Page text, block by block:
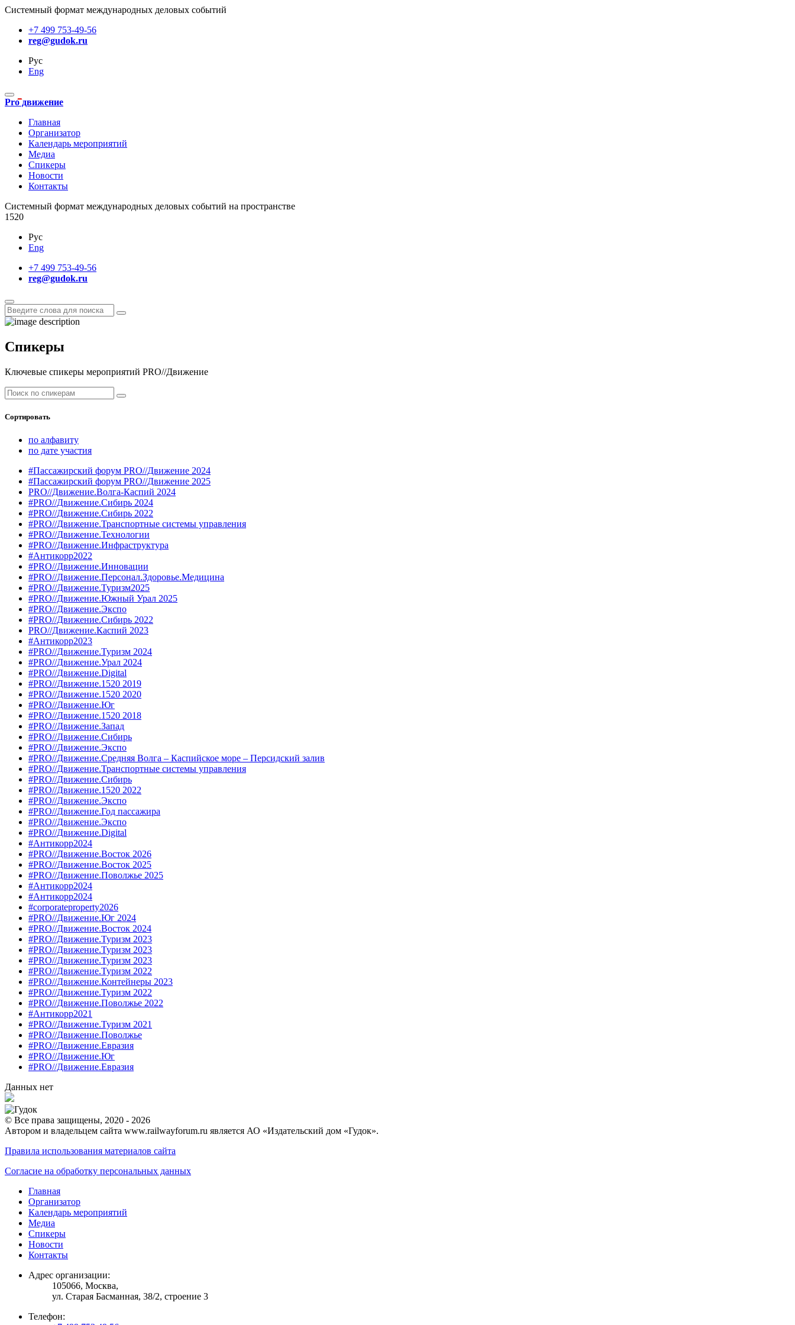
Системный формат международных деловых событий
+7 499 753-49-56
reg@gudok.ru
Рус
Eng
Pro движение
Главная
Организатор
Календарь мероприятий
Медиа
Спикеры
Новости
Контакты
Cистемный формат международных деловых событий на пространстве
1520
Рус
Eng
+7 499 753-49-56
reg@gudok.ru
Спикеры
Ключевые спикеры мероприятий PRO//Движение
Сортировать
по алфавиту
по дате участия
#Пассажирский форум PRO//Движение 2024
#Пассажирский форум PRO//Движение 2025
PRO//Движение.Волга-Каспий 2024
#PRO//Движение.Сибирь 2024
#PRO//Движение.Сибирь 2022
#PRO//Движение.Транспортные системы управления
#PRO//Движение.Технологии
#PRO//Движение.Инфраструктура
#Антикорр2022
#PRO//Движение.Инновации
#PRO//Движение.Персонал.Здоровье.Медицина
#PRO//Движение.Туризм2025
#PRO//Движение.Южный Урал 2025
#PRO//Движение.Экспо
#PRO//Движение.Сибирь 2022
PRO//Движение.Каспий 2023
#Антикорр2023
#PRO//Движение.Туризм 2024
#PRO//Движение.Урал 2024
#PRO//Движение.Digital
#PRO//Движение.1520 2019
#PRO//Движение.1520 2020
#PRO//Движение.Юг
#PRO//Движение.1520 2018
#PRO//Движение.Запад
#PRO//Движение.Сибирь
#PRO//Движение.Экспо
#PRO//Движение.Средняя Волга – Каспийское море – Персидский залив
#PRO//Движение.Транспортные системы управления
#PRO//Движение.Сибирь
#PRO//Движение.1520 2022
#PRO//Движение.Экспо
#PRO//Движение.Год пассажира
#PRO//Движение.Экспо
#PRO//Движение.Digital
#Антикорр2024
#PRO//Движение.Восток 2026
#PRO//Движение.Восток 2025
#PRO//Движение.Поволжье 2025
#Антикорр2024
#Антикорр2024
#corporateproperty2026
#PRO//Движение.Юг 2024
#PRO//Движение.Восток 2024
#PRO//Движение.Туризм 2023
#PRO//Движение.Туризм 2023
#PRO//Движение.Туризм 2023
#PRO//Движение.Туризм 2022
#PRO//Движение.Контейнеры 2023
#PRO//Движение.Туризм 2022
#PRO//Движение.Поволжье 2022
#Антикорр2021
#PRO//Движение.Туризм 2021
#PRO//Движение.Поволжье
#PRO//Движение.Евразия
#PRO//Движение.Юг
#PRO//Движение.Евразия
Данных нет
© Все права защищены, 2020 - 2026
Автором и владельцем сайта www.railwayforum.ru является АО «Издательский дом «Гудок».
Правила использования материалов сайта
Согласие на обработку персональных данных
Главная
Организатор
Календарь мероприятий
Медиа
Спикеры
Новости
Контакты
Адрес организации:
105066, Москва,
ул. Старая Басманная, 38/2, строение 3
Телефон: